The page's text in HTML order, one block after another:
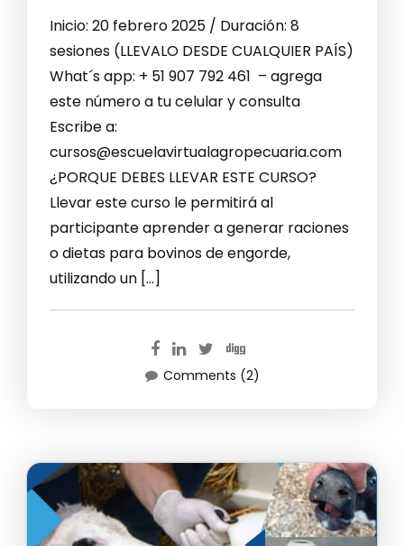
Inicio: 20 febrero 2025 / Duración: 8
sesiones (LLEVALO DESDE CUALQUIER PAÍS)
What´s app: + 51 907 792 461 – agrega
este número a tu celular y consulta
Escribe a:
cursos@escuelavirtualagropecuaria.com
¿PORQUE DEBES LLEVAR ESTE CURSO?
Llevar este curso le permitirá al
participante aprender a generar raciones
o dietas para bovinos de engorde,
utilizando un […]
Comments (2)